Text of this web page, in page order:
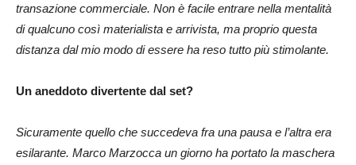
transazione commerciale. Non è facile entrare nella mentalità
di qualcuno così materialista e arrivista, ma proprio questa
distanza dal mio modo di essere ha reso tutto più stimolante.
Un aneddoto divertente dal set?
Sicuramente quello che succedeva fra una pausa e l’altra era
esilarante. Marco Marzocca un giorno ha portato la maschera